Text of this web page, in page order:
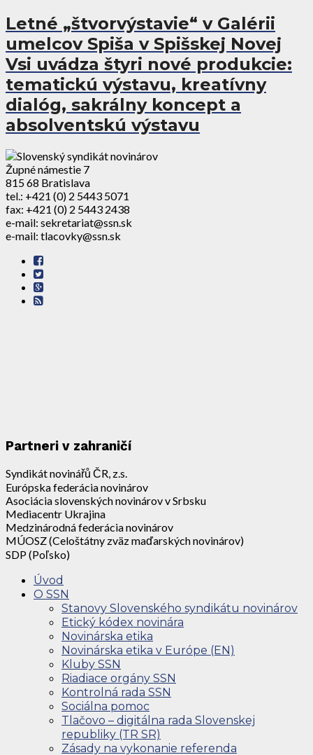
Letné „štvorvýstavie“ v Galérii
umelcov Spiša v Spišskej Novej
Vsi uvádza štyri nové produkcie:
tematickú výstavu, kreatívny
dialóg, sakrálny koncept a
absolventskú výstavu
Župné námestie 7
815 68 Bratislava
tel.: +421 (0) 2 5443 5071
fax: +421 (0) 2 5443 2438
e-mail: sekretariat@ssn.sk
e-mail: tlacovky@ssn.sk
Partneri v zahraničí
Syndikát novinářů ČR, z.s.
Európska federácia novinárov
Asociácia slovenských novinárov v Srbsku
Mediacentr Ukrajina
Medzinárodná federácia novinárov
MÚOSZ (Celoštátny zväz maďarských novinárov)
SDP (Poľsko)
Úvod
O SSN
Stanovy Slovenského syndikátu novinárov
Etický kódex novinára
Novinárska etika
Novinárska etika v Európe (EN)
Kluby SSN
Riadiace orgány SSN
Kontrolná rada SSN
Sociálna pomoc
Tlačovo – digitálna rada Slovenskej
republiky (TR SR)
Zásady na vykonanie referenda